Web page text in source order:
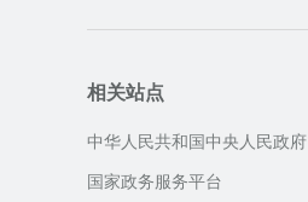
相关站点
中华人民共和国中央人民政府
国家政务服务平台